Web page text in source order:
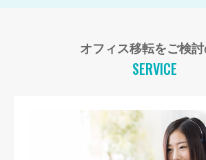
オフィス移転をご検
SERVICE